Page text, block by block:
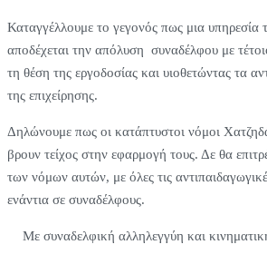
Καταγγέλλουμε το γεγονός πως μια υπηρεσία
αποδέχεται την απόλυση συναδέλφου με
τη θέση της εργοδοσίας και υιοθετώντας τα
της επιχείρησης.
Δηλώνουμε πως οι κατάπτυστοι νόμοι
βρουν τείχος στην εφαρμογή τους. Δε θα
των νόμων αυτών, με όλες τις
ενάντια σε συναδέλφους.
Με συναδελφική αλληλεγγύη και